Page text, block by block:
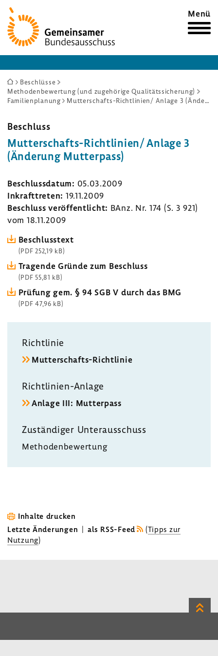
Zur
Startseite
Menü
Sie
sind
Beschlüsse
Methodenbewertung (und zugehörige Qualitätssicherung)
Familienplanung
Mutterschafts-Richtlinien/ Anlage 3 (Änderung Mutterpass)
Beschluss
Mutterschafts-​Richtlinien/ Anlage 3
(Ände­rung Mutter­pass)
Beschluss­datum: 05.03.2009
Inkraft­treten: 19.11.2009
Beschluss veröf­fent­licht: BAnz. Nr. 174 (S. 3 921)
vom 18.11.2009
Beschluss­text
(PDF 252,19 kB)
Tragende Gründe zum Beschluss
(PDF 55,81 kB)
Prüfung gem. § 94 SGB V durch das BMG
(PDF 47,96 kB)
Richt­linie
Mutterschafts-​Richtlinie
Richtlinien-​Anlage
Anlage III: Mutter­pass
Zustän­diger Unter­aus­schuss
Metho­den­be­wer­tung
Inhalte drucken
Letzte Änderungen | als RSS-Feed (Tipps zur
Nutzung)
Zum